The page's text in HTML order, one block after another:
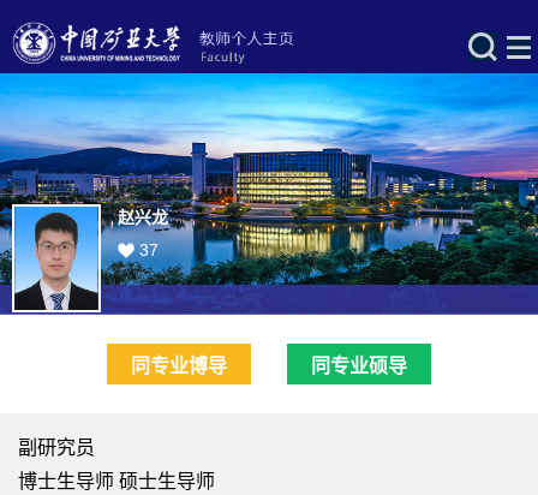
赵兴龙
37
同专业博导 同专业硕导
副研究员
博士生导师 硕士生导师